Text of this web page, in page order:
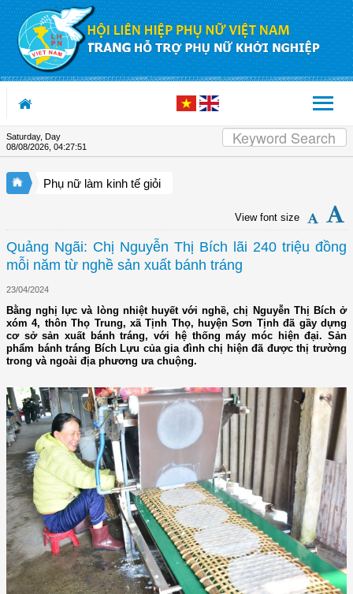
Skip to Content
Saturday, Day
08/08/2026 04:27:51
Phụ nữ làm kinh tế giỏi
View font size
Quảng Ngãi: Chị Nguyễn Thị Bích lãi 240 triệu đồng
mỗi năm từ nghề sản xuất bánh tráng
23/04/2024
Bằng nghị lực và lòng nhiệt huyết với nghề, chị Nguyễn Thị Bích ở
xóm 4, thôn Thọ Trung, xã Tịnh Thọ, huyện Sơn Tịnh đã gầy dựng
cơ sở sản xuất bánh tráng, với hệ thống máy móc hiện đại. Sản
phẩm bánh tráng Bích Lựu của gia đình chị hiện đã được thị trường
trong và ngoài địa phương ưa chuộng.